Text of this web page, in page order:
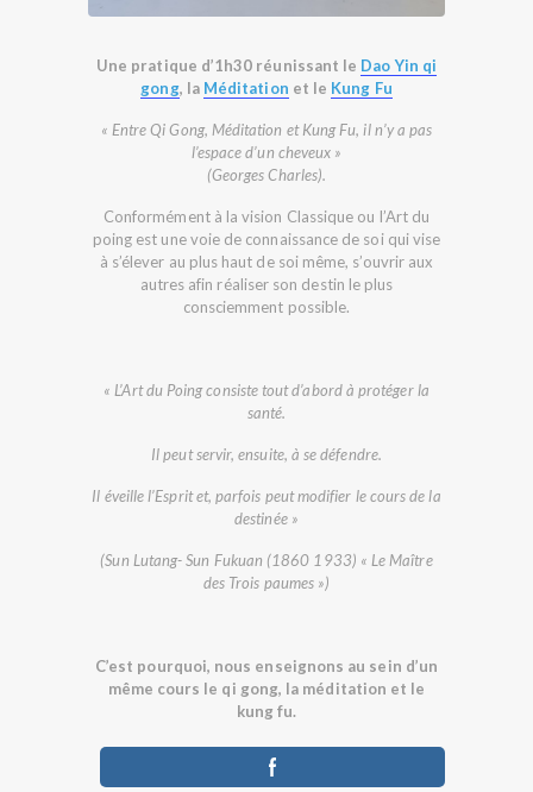
Une pratique d’1h30 réunissant le Dao Yin qi
gong, la Méditation et le Kung Fu
« Entre Qi Gong, Méditation et Kung Fu, il n’y a pas
l’espace d’un cheveux »
(Georges Charles).
Conformément à la vision Classique ou l’Art du
poing est une voie de connaissance de soi qui vise
à s’élever au plus haut de soi même, s’ouvrir aux
autres afin réaliser son destin le plus
consciemment possible.
« L’Art du Poing consiste tout d’abord à protéger la
santé.
Il peut servir, ensuite, à se défendre.
Il éveille l’Esprit et, parfois peut modifier le cours de la
destinée »
(Sun Lutang- Sun Fukuan (1860 1933) « Le Maître
des Trois paumes »)
C’est pourquoi, nous enseignons au sein d’un
même cours le qi gong, la méditation et le
kung fu.